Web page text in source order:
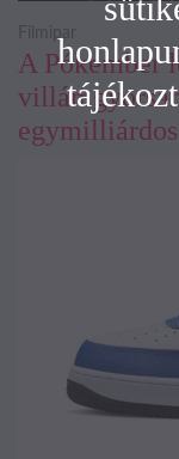
A Pókember
Filmipar